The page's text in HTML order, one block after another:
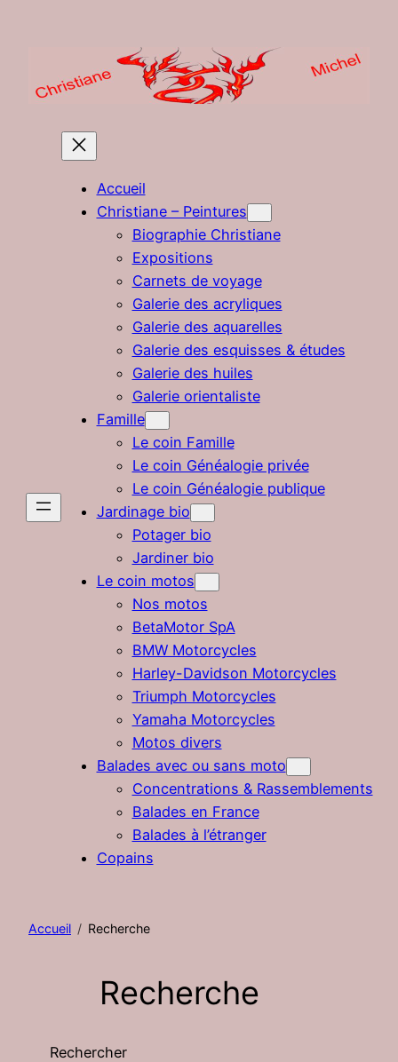
Accueil
Christiane – Peintures
Biographie Christiane
Expositions
Carnets de voyage
Galerie des acryliques
Galerie des aquarelles
Galerie des esquisses & études
Galerie des huiles
Galerie orientaliste
Famille
Le coin Famille
Le coin Généalogie privée
Le coin Généalogie publique
Jardinage bio
Potager bio
Jardiner bio
Le coin motos
Nos motos
BetaMotor SpA
BMW Motorcycles
Harley-Davidson Motorcycles
Triumph Motorcycles
Yamaha Motorcycles
Motos divers
Balades avec ou sans moto
Concentrations & Rassemblements
Balades en France
Balades à l’étranger
Copains
Accueil Recherche
Recherche
Rechercher